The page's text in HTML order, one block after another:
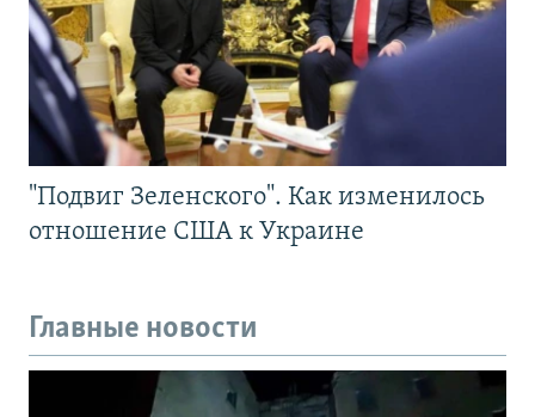
"Подвиг Зеленского". Как изменилось
отношение США к Украине
Главные новости